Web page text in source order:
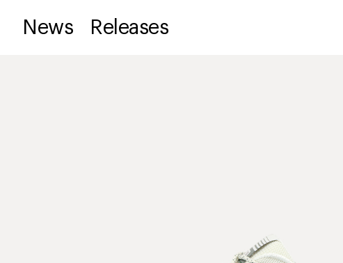
News Releases